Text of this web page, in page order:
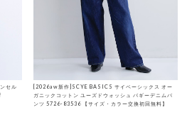
セル
[2026aw新作]SCYE BASICS サイベーシックス オー
ガニックコットン ユーズドウォッシュ バギーデニムパ
ンツ 5726-83536 【サイズ・カラー交換初回無料】